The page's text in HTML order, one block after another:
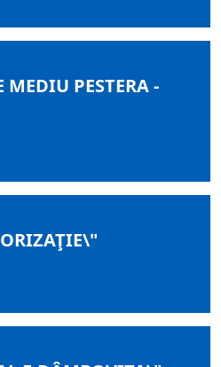
PESTERA -